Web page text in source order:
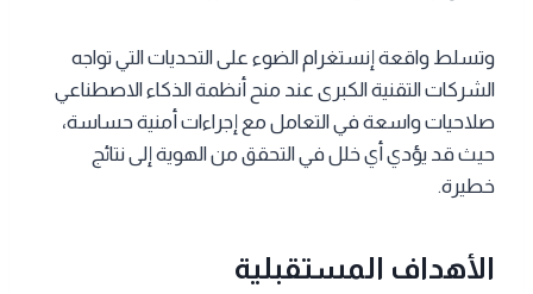
وتسلط واقعة إنستغرام الضوء على التحديات التي تواجه
الشركات التقنية الكبرى عند منح أنظمة الذكاء الاصطناعي
صلاحيات واسعة في التعامل مع إجراءات أمنية حساسة،
حيث قد يؤدي أي خلل في التحقق من الهوية إلى نتائج
خطيرة.
الأهداف المستقبلية